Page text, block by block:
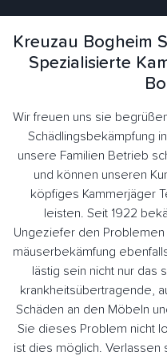
Kreuzau Bogheim
Spezialisierte
Wir freuen uns sie
Schädlingsbekämpfung
unsere Familien Betrieb
und können unseren
köpfiges Kammerjäger
leisten. Seit 1922
Ungeziefer den Problemen
mäuserbekämfung
lästig sein nicht nur das
krankheitsübertragende,
Schäden an den Möbeln
Sie dieses Problem nicht
ist dies möglich. Verlassen